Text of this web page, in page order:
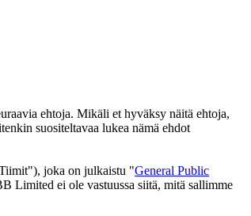
ehtoja. Mikäli et hyväksy näitä ehtoja,
suositeltavaa lukea nämä ehdot
joka on julkaistu "General Public
Limited ei ole vastuussa siitä, mitä sallimme